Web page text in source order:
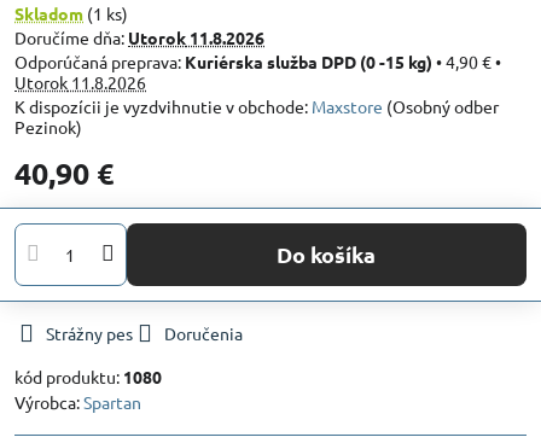
Skladom (1 ks)
Doručíme dňa: Utorok 11.8.2026
Kuriérska služba DPD (0 -15 kg) •4,90 €•
Utorok 11.8.2026
Maxstore (Osobný odber
Pezinok)
40,90 €
Do košíka
Strážny pes
Doručenia
kód produktu: 1080
Výrobca:Spartan